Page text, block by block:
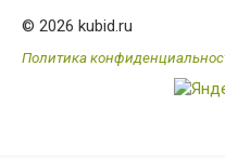
© 2026 kubid.ru
Политика